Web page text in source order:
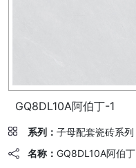
GQ8DL10A阿伯丁-1
系列： 子母配套瓷砖系列
名称： GQ8DL10A阿伯丁